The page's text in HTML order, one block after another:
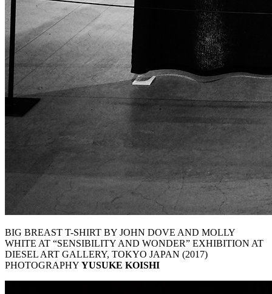
BIG BREAST T-SHIRT BY JOHN DOVE AND MOLLY
WHITE AT “SENSIBILITY AND WONDER” EXHIBITION AT
DIESEL ART GALLERY, TOKYO JAPAN (2017)
PHOTOGRAPHY YUSUKE KOISHI